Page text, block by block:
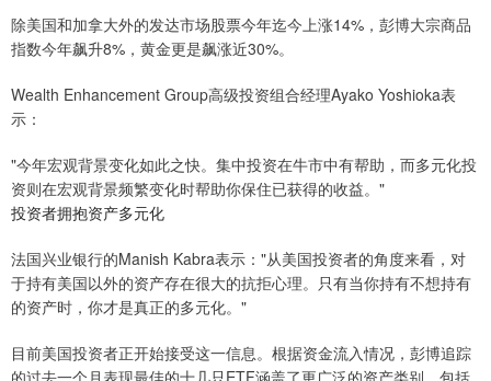
除美国和加拿大外的发达市场股票今年迄今上涨14%，彭博大宗商品
指数今年飙升8%，黄金更是飙涨近30%。
Wealth Enhancement Group高级投资组合经理Ayako Yoshioka表
示：
"今年宏观背景变化如此之快。集中投资在牛市中有帮助，而多元化投
资则在宏观背景频繁变化时帮助你保住已获得的收益。"
投资者拥抱资产多元化
法国兴业银行的Manish Kabra表示："从美国投资者的角度来看，对
于持有美国以外的资产存在很大的抗拒心理。只有当你持有不想持有
的资产时，你才是真正的多元化。"
目前美国投资者正开始接受这一信息。根据资金流入情况，彭博追踪